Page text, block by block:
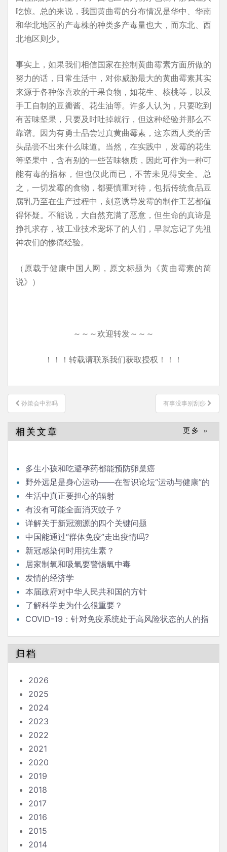
吃惊。总的来说，我国黄曲霉的分布情况是华中、华南
和华北地区的产毒株的种类多产毒量也大，而东北、西
北地区则少。
事实上，如果我们相信国家在控制黄曲霉素方面所做的
努力的话，日常生活中，对你威胁最大的黄曲霉素其实
来源于各种你喜欢的干果食物，如花生、核桃等，以及
手工自制的豆瓣酱、花生油等。许多人认为，只要吃到
有苦味坚果，只要及时吐掉就行，但这种经验并那么不
靠谱。因为有勇士品尝过真黄曲霉素，这东西人类的舌
头品尝不出来什么味道。当然，在实践中，发霉的花生
等坚果中，含有别的一些苦味物质，因此可作为一种可
能有毒的指标，但也仅此而已，不苦未见得安全。总
之，一切发霉的食物，都要慎重对待，包括传统食品豆
腐乳乃至在生产过程中，刻意诱导发霉的制作工艺都值
得怀疑。不能说，大自然充满了恶意，但生命的真谛是
挣扎求存，被工业技术宠坏了的人们，早就忘记了先祖
神农们的惨痛经验。
（原载于健康中国人网，原文标题为《黄曲霉素的简
说》）
～～～欢迎转发～～～
！！！转载请联系我们获取授权！！！
文
章
导
航
孙策会中邪吗 有事没事别刮痧
相关文章 更多 »
多生小孩和吃避孕药都能预防卵巢癌
野外远足是身心运动——在智识论坛“运动与健康”的
发言生活中真正要担心的辐射
有没有可能全面消灭蚊子？
详解关于新冠溯源的四个关键问题
中国能通过“群体免疫”走出疫情吗?
新冠感染何时用抗生素？
居家制氧和吸氧要警惕氧中毒
发情的经济学
本届政府对中华人民共和国的方针
了解科学史为什么很重要？
COVID-19：针对免疫系统处于高风险状态的人的指
归档
2026
2025
2024
2023
2022
2021
2020
2019
2018
2017
2016
2015
2014